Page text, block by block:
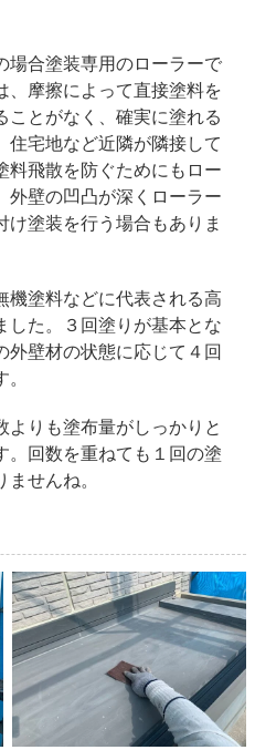
合塗装専用のローラーで
、摩擦によって直接塗料を
ことがなく、確実に塗れる
住宅地など近隣が隣接して
料飛散を防ぐためにもロー
外壁の凹凸が深くローラー
塗装を行う場合もありま
塗料などに代表される高
した。３回塗りが基本とな
外壁材の状態に応じて４回
りも塗布量がしっかりと
。回数を重ねても１回の塗
せんね。